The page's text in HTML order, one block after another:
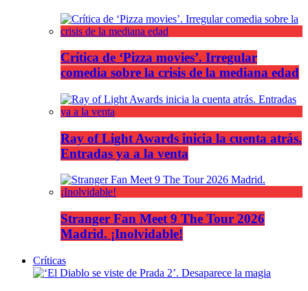
Crítica de ‘Pizza movies’. Irregular
comedia sobre la crisis de la mediana edad
Ray of Light Awards inicia la cuenta atrás.
Entradas ya a la venta
Stranger Fan Meet 9 The Tour 2026
Madrid. ¡Inolvidable!
Críticas